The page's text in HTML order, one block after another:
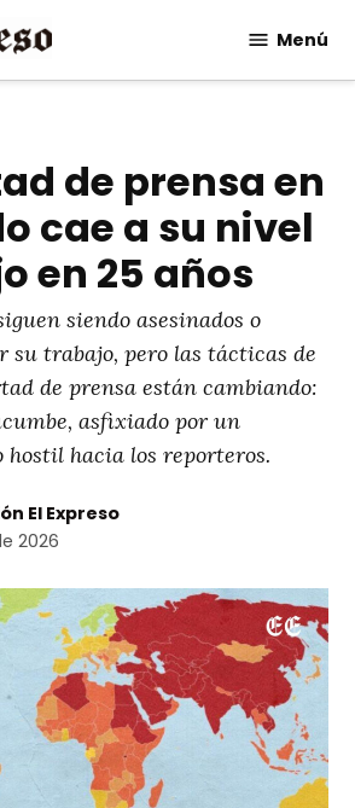
Menú
de prensa en
cae a su nivel
en 25 años
siendo asesinados o
su trabajo, pero las tácticas de
de prensa están cambiando:
asfixiado por un
hacia los reporteros.
El Expreso
2026